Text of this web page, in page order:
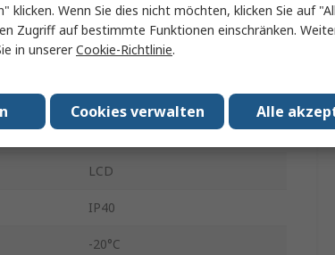
Ultraschall-Leckdetektor
AA
105h
2.5Zoll
LCD
IP40
-20°C
klicken. Wenn Sie dies nicht möchten, klicken Sie auf
Zugriff auf bestimmte Funktionen einschränken.
in unsererCookie-Richtlinie.
Alle
Cookies verwalten